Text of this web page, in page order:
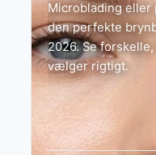
Microblading eller
den perfekte
2026. Se
vælger rigtigt.